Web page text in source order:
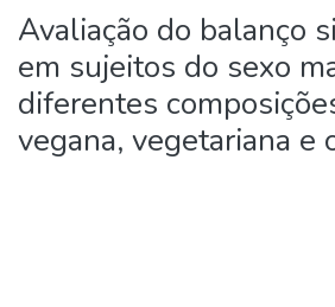
Estatísticas
Autoarquivamento
Sobre o RI-UFCSPA
Avaliação do balanço
em sujeitos do sexo
diferentes
vegana, vegetariana e